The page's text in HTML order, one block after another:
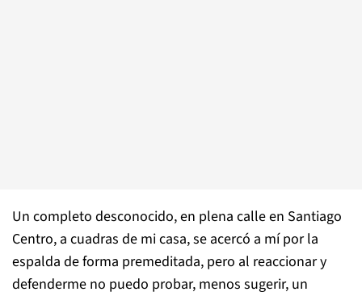
Un completo desconocido, en plena calle en Santiago
Centro, a cuadras de mi casa, se acercó a mí por la
espalda de forma premeditada, pero al reaccionar y
defenderme no puedo probar, menos sugerir, un